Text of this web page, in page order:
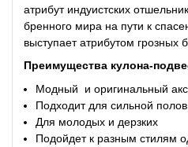
атрибут индуистских
бренного мира на пути к
выступает атрибутом грозных
Преимущества кулона-
Модный и оригинальный
Подходит для сильной
Для молодых и дерзких
Подойдет к разным стилям